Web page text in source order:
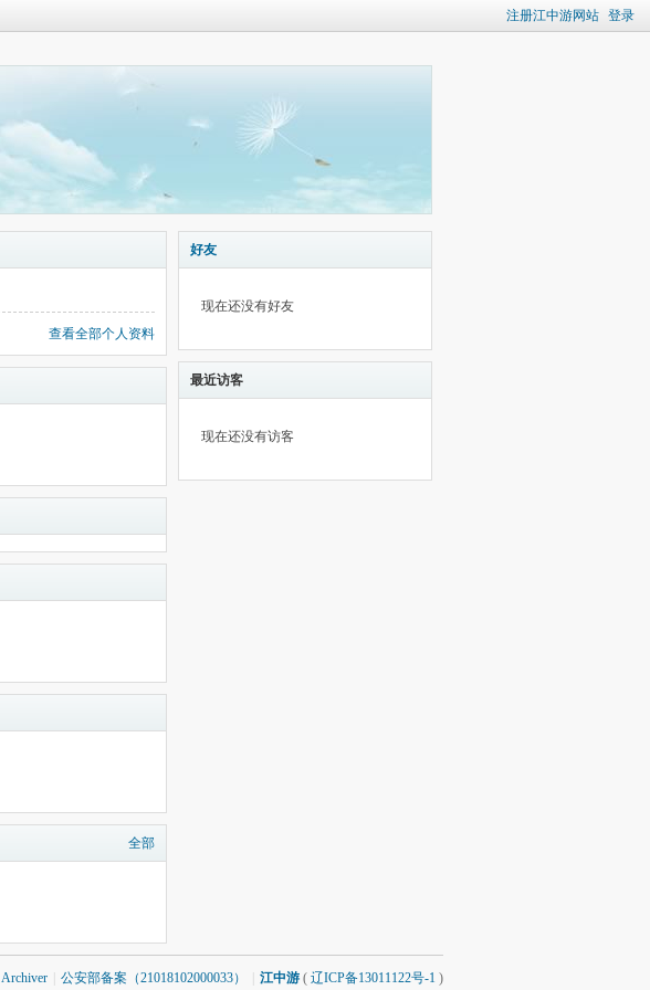
注册江中游网站 登录
查看全部个人资料
全部
好友
现在还没有好友
最近访客
现在还没有访客
Archiver 公安部备案（21018102000033） 江中游 ( 辽ICP备13011122号-1 )